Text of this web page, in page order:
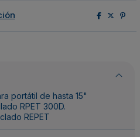
portátil de hasta 15"
RPET 300D.
REPET